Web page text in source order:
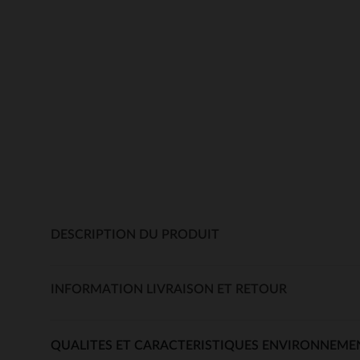
DESCRIPTION DU PRODUIT
INFORMATION LIVRAISON ET RETOUR
QUALITES ET CARACTERISTIQUES